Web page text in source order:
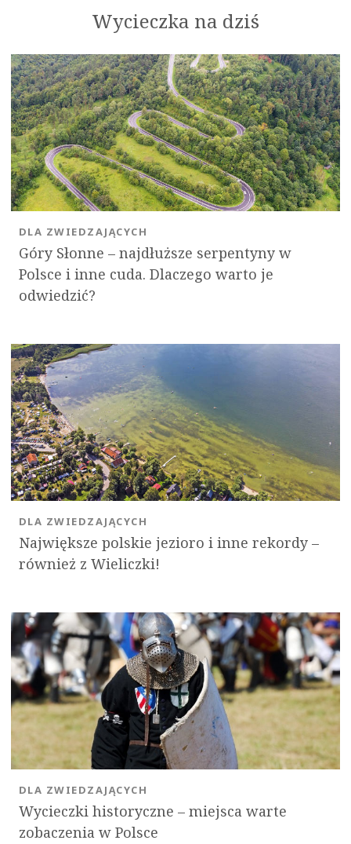
Wycieczka na dziś
Góry Słonne – najdłuższe serpentyny w
Polsce i inne cuda. Dlaczego warto je
odwiedzić?
DLA ZWIEDZAJĄCYCH
Największe polskie jezioro i inne rekordy –
również z Wieliczki!
DLA ZWIEDZAJĄCYCH
Wycieczki historyczne – miejsca warte
zobaczenia w Polsce
DLA ZWIEDZAJĄCYCH